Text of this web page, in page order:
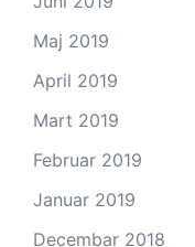
Maj 2019
April 2019
Mart 2019
Februar 2019
Januar 2019
Decembar 2018